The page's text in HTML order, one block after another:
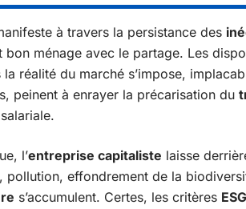
à travers la persistance des
bon ménage avec le partage. Les
réalité du marché s’impose,
peinent à enrayer la précarisation du
l’entreprise capitaliste laisse
pollution, effondrement de la
s’accumulent. Certes, les critères